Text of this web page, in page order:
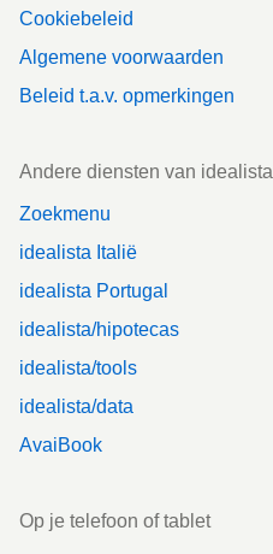
Cookiebeleid
Algemene voorwaarden
Beleid t.a.v. opmerkingen
Andere diensten van idealista
Zoekmenu
idealista Italië
idealista Portugal
idealista/hipotecas
idealista/tools
idealista/data
AvaiBook
Op je telefoon of tablet